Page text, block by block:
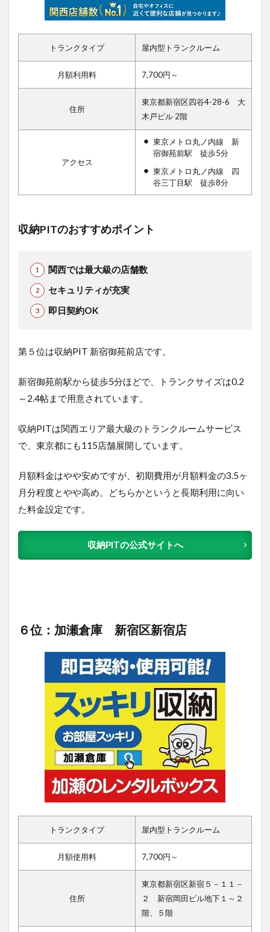
トランクタイプ 屋内型トランクルーム
月額利用料 7,700円～
住所
東京都新宿区四谷4-28-6 大
木戸ビル 2階
アクセス
東京メトロ丸ノ内線 新
宿御苑前駅 徒歩5分
東京メトロ丸ノ内線 四
谷三丁目駅 徒歩8分
収納PITのおすすめポイント
関西では最大級の店舗数
セキュリティが充実
即日契約OK
第５位は収納PIT 新宿御苑前店です。
新宿御苑前駅から徒歩5分ほどで、トランクサイズは0.2
～2.4帖まで用意されています。
収納PITは関西エリア最大級のトランクルームサービス
で、東京都にも115店舗展開しています。
月額料金はやや安めですが、初期費用が月額料金の3.5ヶ
月分程度とやや高め。どちらかというと長期利用に向い
た料金設定です。
収納PITの公式サイトへ
６位：加瀬倉庫 新宿区新宿店
トランクタイプ 屋内型トランクルーム
月額使用料 7,700円～
住所
東京都新宿区新宿５－１１－
２ 新宿岡田ビル地下１～２
階、５階